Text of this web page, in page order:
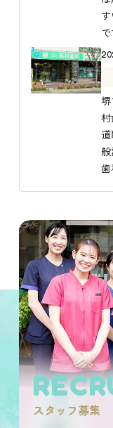
ホームページを
ろしくお願いい
す
ト
な
が
レ
ら
ま
村
般
歯
患
を
施
で
の
お
め
スタッフ募集